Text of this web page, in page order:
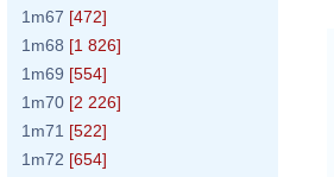
1m67 [472]
1m68 [1 826]
1m69 [554]
1m70 [2 226]
1m71 [522]
1m72 [654]